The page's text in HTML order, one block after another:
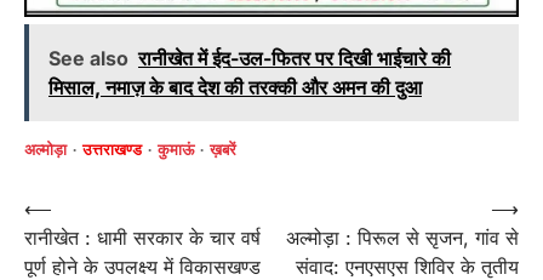
See also रानीखेत में ईद-उल-फितर पर दिखी भाईचारे की
मिसाल, नमाज़ के बाद देश की तरक्की और अमन की दुआ
अल्मोड़ा उत्तराखण्ड कुमाऊं ख़बरें
Post
navigation
⟵
रानीखेत : धामी सरकार के चार वर्ष
पूर्ण होने के उपलक्ष्य में विकासखण्ड
अल्मोड़ा : पिरूल से सृजन, गांव से
संवाद: एनएसएस शिविर के तृतीय
⟶